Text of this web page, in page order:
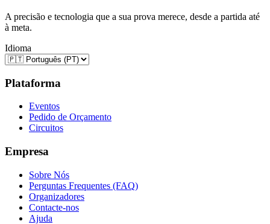
A precisão e tecnologia que a sua prova merece, desde a partida até
à meta.
Idioma
Plataforma
Eventos
Pedido de Orçamento
Circuitos
Empresa
Sobre Nós
Perguntas Frequentes (FAQ)
Organizadores
Contacte-nos
Ajuda